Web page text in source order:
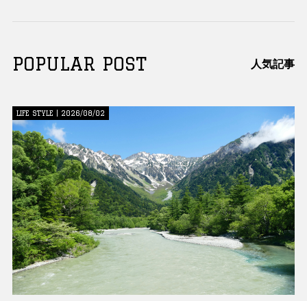
POPULAR POST 人気記事
LIFE STYLE | 2026/08/02